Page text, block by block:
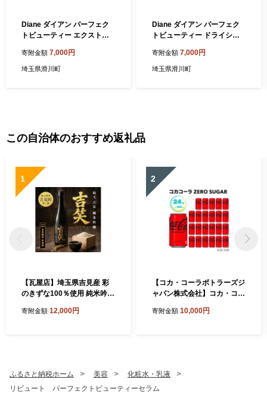
Diane ダイアン パーフェク
トビューティー エクストラ
＆トリートメントセット 450
ml×2本 [Diane ダイアン シ
寄附金額 7,000円
埼玉県滑川町
Diane ダイアン パーフェク
トビューティー ドライシャ
＆ムスク 95g×1個 [Diane ダ
イアン ドライシャンプー 水
寄附金額 7,000円
埼玉県滑川町
この自治体のおすすめ返礼品
1
【瓦屋店】埼玉県吉見産 彩
のきずな100％使用 純米吟醸
寄附金額 12,000円
2
【コカ・コーラボトラーズジ
ャパン株式会社】コカ・コー
缶 350ml
寄附金額 10,000円
ふるさと納税ホーム 美容
化粧水・乳液
リビュート パーフェクトビューティーセラム